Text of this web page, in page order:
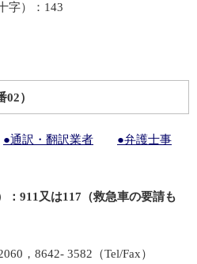
字）：143
）
●通訳・翻訳業者
●弁護士事
： 911又は117 （救急車の要請も
，8642- 3582（Tel/Fax）